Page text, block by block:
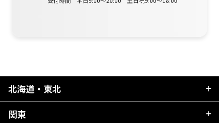
北海道・東北
北海道
関東